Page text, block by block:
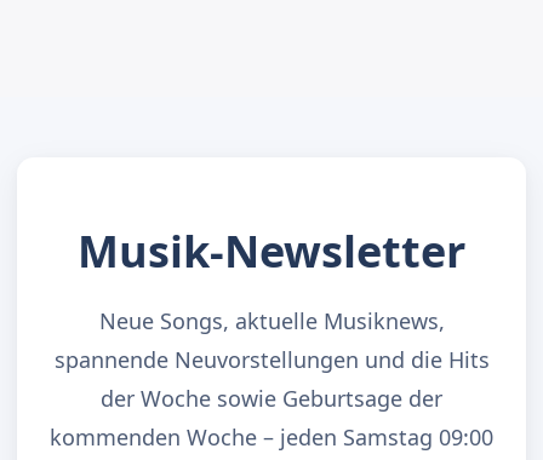
Musik-Newsletter
Neue Songs, aktuelle Musiknews,
spannende Neuvorstellungen und die Hits
der Woche sowie Geburtsage der
kommenden Woche – jeden Samstag 09:00